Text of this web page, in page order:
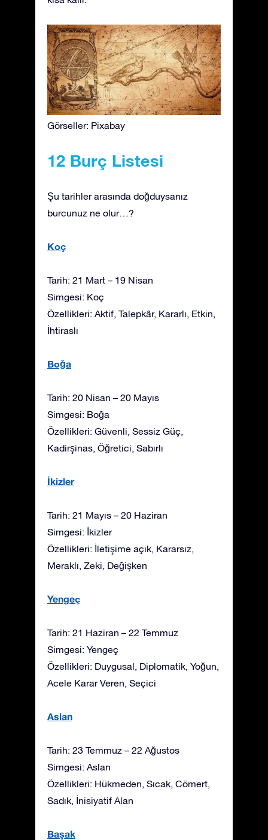
Görseller: Pixabay
12 Burç Listesi
Şu tarihler arasında doğduysanız
burcunuz ne olur…?
Koç
Tarih: 21 Mart – 19 Nisan
Simgesi: Koç
Özellikleri: Aktif, Talepkâr, Kararlı, Etkin,
İhtiraslı
Boğa
Tarih: 20 Nisan – 20 Mayıs
Simgesi: Boğa
Özellikleri: Güvenli, Sessiz Güç,
Kadirşinas, Öğretici, Sabırlı
İkizler
Tarih: 21 Mayıs – 20 Haziran
Simgesi: İkizler
Özellikleri: İletişime açık, Kararsız,
Meraklı, Zeki, Değişken
Yengeç
Tarih: 21 Haziran – 22 Temmuz
Simgesi: Yengeç
Özellikleri: Duygusal, Diplomatik, Yoğun,
Acele Karar Veren, Seçici
Aslan
Tarih: 23 Temmuz – 22 Ağustos
Simgesi: Aslan
Özellikleri: Hükmeden, Sıcak, Cömert,
Sadık, İnisiyatif Alan
Başak